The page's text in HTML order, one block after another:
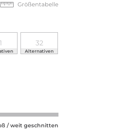
Größentabelle
32
Alternativen
/ weit geschnitten